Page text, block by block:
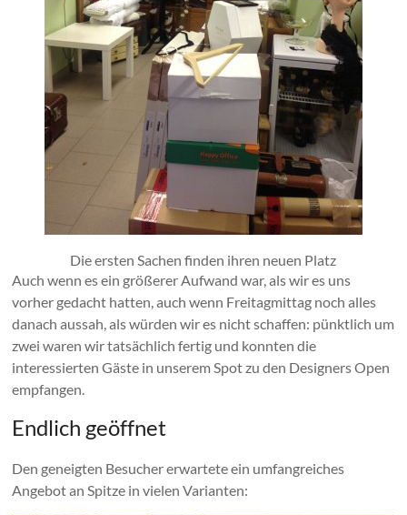
Die ersten Sachen finden ihren neuen Platz
Auch wenn es ein größerer Aufwand war, als wir es uns
vorher gedacht hatten, auch wenn Freitagmittag noch alles
danach aussah, als würden wir es nicht schaffen: pünktlich um
zwei waren wir tatsächlich fertig und konnten die
interessierten Gäste in unserem Spot zu den Designers Open
empfangen.
Endlich geöffnet
Den geneigten Besucher erwartete ein umfangreiches
Angebot an Spitze in vielen Varianten: